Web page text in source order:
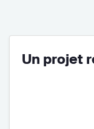
Un projet